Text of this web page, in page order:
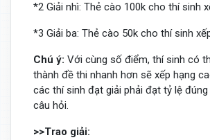
*2 Giải nhì: Thẻ cào 100k cho thí sinh
*3 Giải ba: Thẻ cào 50k cho thí sinh
Chú ý: Với cùng số điểm, thí sinh có
thành đề thi nhanh hơn sẽ xếp hạng
các thí sinh đạt giải phải đạt tỷ lệ
câu hỏi.
>>Trao giải: